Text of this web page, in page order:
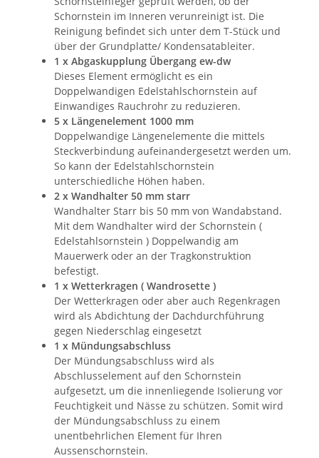
Schornstein im Inneren verunreinigt ist. Die
Reinigung befindet sich unter dem T-Stück und
über der Grundplatte/ Kondensatableiter.
1 x Abgaskupplung Übergang ew-dw
Dieses Element ermöglicht es ein
Doppelwandigen Edelstahlschornstein auf
Einwandiges Rauchrohr zu reduzieren.
5 x Längenelement 1000 mm
Doppelwandige Längenelemente die mittels
Steckverbindung aufeinandergesetzt werden um.
So kann der Edelstahlschornstein
unterschiedliche Höhen haben.
2 x Wandhalter 50 mm starr
Wandhalter Starr bis 50 mm von Wandabstand.
Mit dem Wandhalter wird der Schornstein (
Edelstahlsornstein ) Doppelwandig am
Mauerwerk oder an der Tragkonstruktion
befestigt.
1 x Wetterkragen ( Wandrosette )
Der Wetterkragen oder aber auch Regenkragen
wird als Abdichtung der Dachdurchführung
gegen Niederschlag eingesetzt
1 x Mündungsabschluss
Der Mündungsabschluss wird als
Abschlusselement auf den Schornstein
aufgesetzt, um die innenliegende Isolierung vor
Feuchtigkeit und Nässe zu schützen. Somit wird
der Mündungsabschluss zu einem
unentbehrlichen Element für Ihren
Aussenschornstein.